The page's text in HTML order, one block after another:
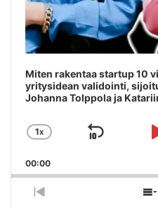
Miten rakentaa startup 10
yritysidean validointi,
Johanna Tolppola ja
CHANGE
RATE
1X
SKIP
00:00
PREVIOUS